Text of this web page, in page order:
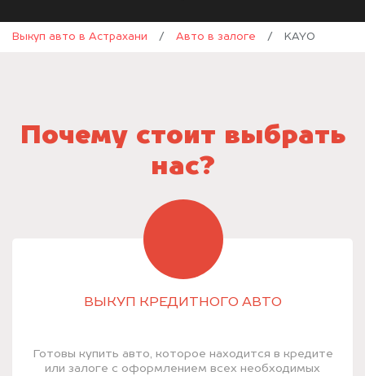
Выкуп авто в Астрахани / Авто в залоге / KAYO
Почему стоит выбрать
нас?
ВЫКУП КРЕДИТНОГО АВТО
Готовы купить авто, которое находится в кредите
или залоге с оформлением всех необходимых